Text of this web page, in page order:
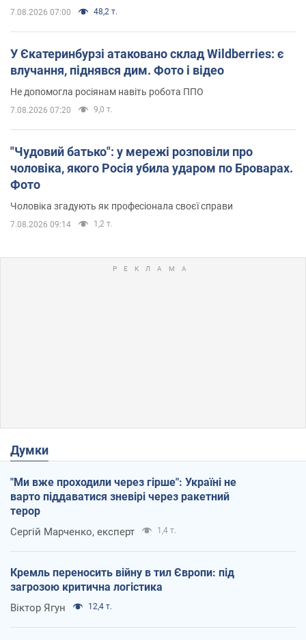
7.08.2026 07:00 48,2 т.
У Єкатеринбурзі атаковано склад Wildberries: є
влучання, піднявся дим. Фото і відео
Не допомогла росіянам навіть робота ППО
7.08.2026 07:20 9,0 т.
"Чудовий батько": у мережі розповіли про
чоловіка, якого Росія убила ударом по Броварах.
Фото
Чоловіка згадують як професіонала своєї справи
7.08.2026 09:14 1,2 т.
Думки
"Ми вже проходили через гірше": Україні не
варто піддаватися зневірі через ракетний
терор
Сергій Марченко, експерт 1,4 т.
Кремль переносить війну в тил Європи: під
загрозою критична логістика
Віктор Ягун 12,4 т.